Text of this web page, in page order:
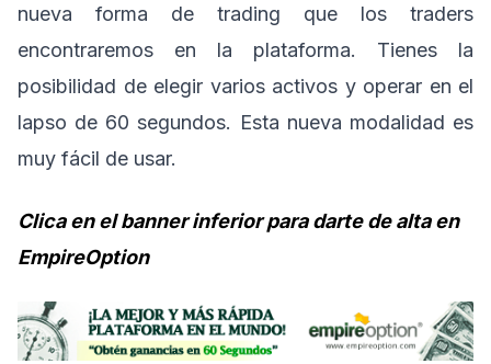
nueva forma de trading que los traders
encontraremos en la plataforma. Tienes la
posibilidad de elegir varios activos y operar en el
lapso de 60 segundos. Esta nueva modalidad es
muy fácil de usar.
Clica en el banner inferior para darte de alta en
EmpireOption